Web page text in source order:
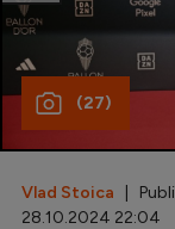
U21
(27)
Vlad Stoica |
28.10.2024 22:04